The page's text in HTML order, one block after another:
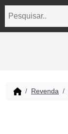
Revenda